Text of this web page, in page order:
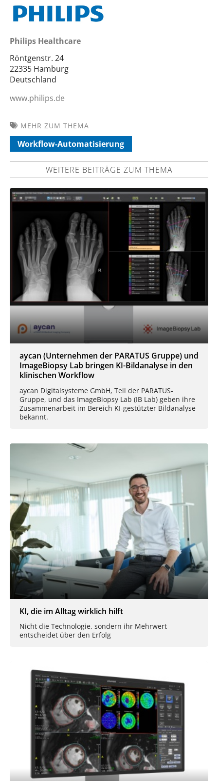
Philips Healthcare
Röntgenstr. 24
22335 Hamburg
Deutschland
www.philips.de
MEHR ZUM THEMA
Workflow-Automatisierung
WEITERE BEITRÄGE ZUM THEMA
aycan (Unternehmen der PARATUS Gruppe) und
ImageBiopsy Lab bringen KI-Bildanalyse in den
klinischen Workflow
aycan Digitalsysteme GmbH, Teil der PARATUS-
Gruppe, und das ImageBiopsy Lab (IB Lab) geben ihre
Zusammenarbeit im Bereich KI-gestützter Bildanalyse
bekannt.
KI, die im Alltag wirklich hilft
Nicht die Technologie, sondern ihr Mehrwert
entscheidet über den Erfolg